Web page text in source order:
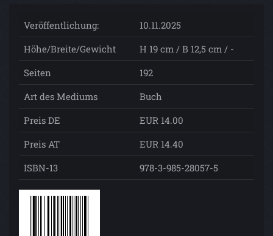
Veröffentlichung:
10.11.2025
Höhe/Breite/Gewicht
H 19 cm / B 12,5 cm / -
Seiten
192
Art des Mediums
Buch
Preis DE
EUR 14.00
Preis AT
EUR 14.40
ISBN-13
978-3-985-28057-5